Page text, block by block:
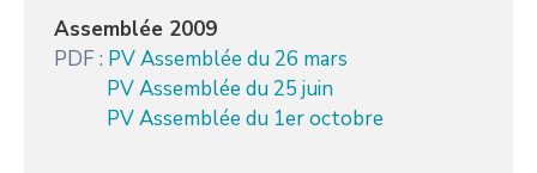
Assemblée 2009
PDF : PV Assemblée du 26 mars
PV Assemblée du 25 juin
PV Assemblée du 1er octobre